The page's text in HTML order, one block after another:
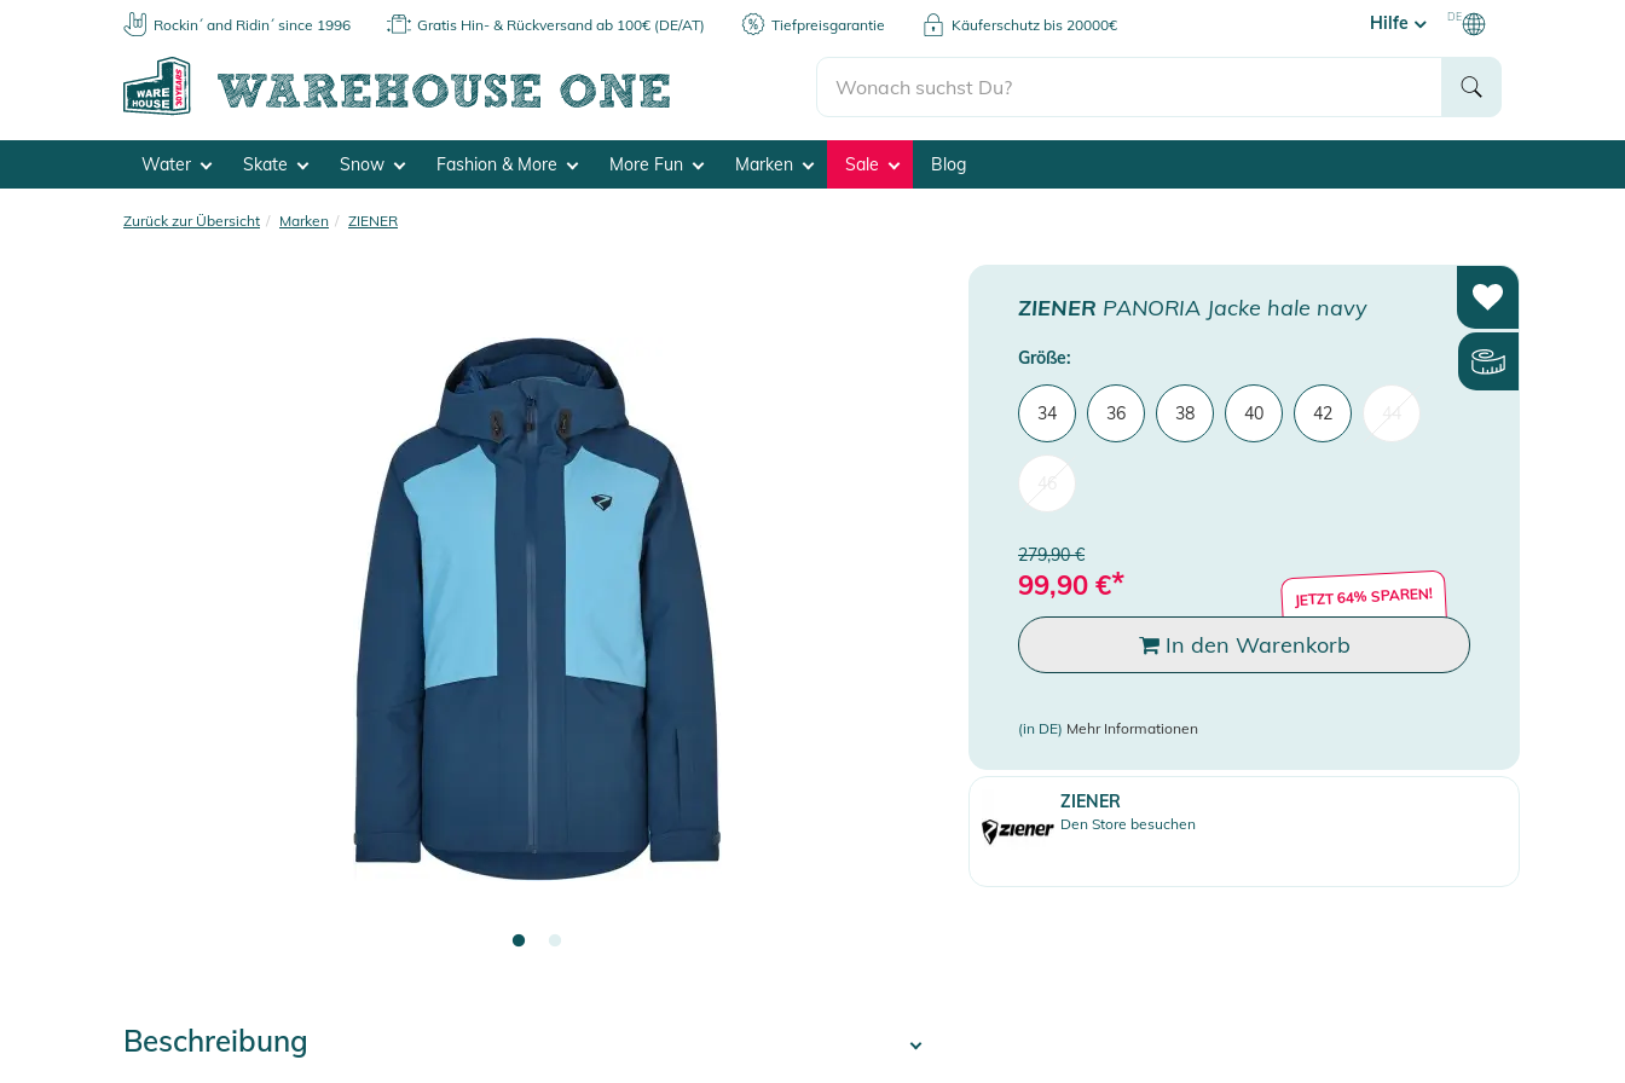
Rockin´ and Ridin´ since 1996 Gratis Hin- & Rückversand ab 100€ (DE/AT) Tiefpreisgarantie Käuferschutz bis 20000€ Hilfe DE
Water Skate Snow Fashion & More More Fun Marken Sale Blog
Zurück zur Übersicht Marken ZIENER
ZIENER PANORIA Jacke hale navy
Größe:
34 36 38 40 42
279,90 €
99,90 €* JETZT 64% SPAREN!
In den Warenkorb
(in DE) Mehr Informationen
ZIENER
Den Store besuchen
Beschreibung